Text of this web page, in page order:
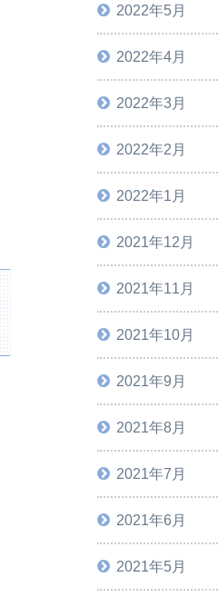
2022年5月
2022年4月
2022年3月
2022年2月
2022年1月
2021年12月
2021年11月
2021年10月
2021年9月
2021年8月
2021年7月
2021年6月
2021年5月